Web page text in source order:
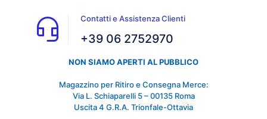
Contatti e Assistenza Clienti
+39 06 2752970
NON SIAMO APERTI AL PUBBLICO
Magazzino per Ritiro e Consegna Merce:
Via L. Schiaparelli 5 – 00135 Roma
Uscita 4 G.R.A. Trionfale-Ottavia